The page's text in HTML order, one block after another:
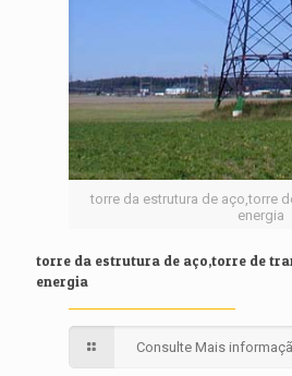
torre da estrutura de aço,torre
energia
torre da estrutura de aço,torre de
energia
Consulte Mais